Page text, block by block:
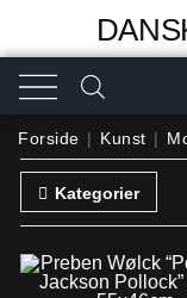
Forside | Kunst |
Kategorier